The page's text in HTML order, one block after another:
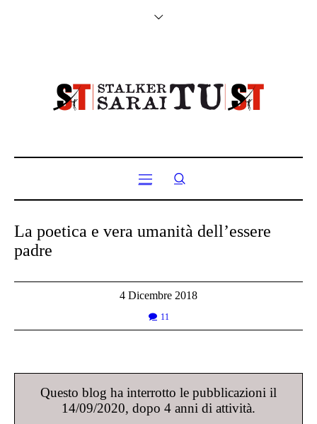
La poetica e vera umanità dell’essere
padre
4 Dicembre 2018
11
Questo blog ha interrotto le pubblicazioni il
14/09/2020, dopo 4 anni di attività.